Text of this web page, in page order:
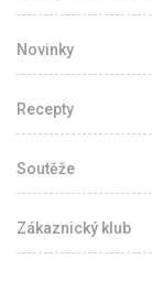
Novinky
Recepty
Soutěže
Zákaznický klub